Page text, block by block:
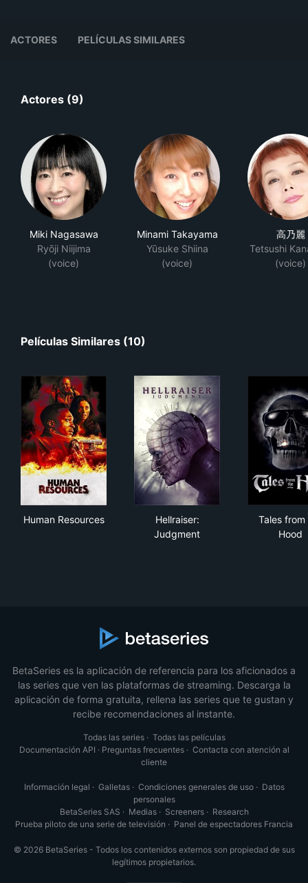
ACTORES PELÍCULAS SIMILARES
Actores (9)
Miki Nagasawa
Ryōji Niijima
(voice)
Minami Takayama
Yūsuke Shiina
(voice)
高乃麗
Tetsushi
(voice)
Películas Similares (10)
Human Resources
Hellraiser:
Judgment
Tales from
Hood
BetaSeries es la aplicación de referencia para los aficionados a
las series que ven las plataformas de streaming. Descarga la
aplicación de forma gratuita, rellena las series que te gustan y
recibe recomendaciones al instante.
Todas las series· Todas las películas
Documentación API · Preguntas frecuentes· Contacta con atención al
cliente
Información legal · Galletas· Condiciones generales de uso· Datos
personales
BetaSeries SAS · Medias· Screeners· Research
Prueba piloto de una serie de televisión · Panel de espectadores Francia
© 2026 BetaSeries - Todos los contenidos externos son propiedad de sus
legítimos propietarios.